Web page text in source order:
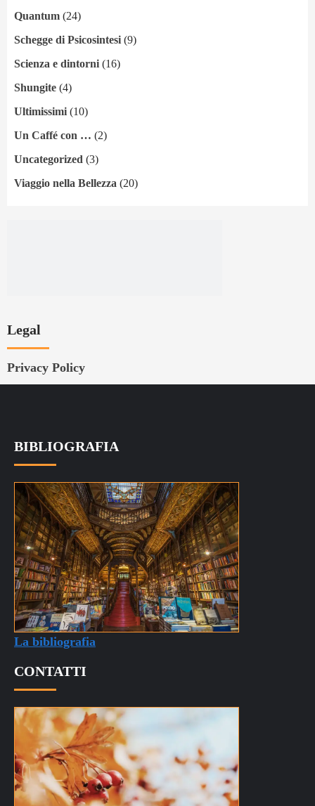
Quantum (24)
Schegge di Psicosintesi (9)
Scienza e dintorni (16)
Shungite (4)
Ultimissimi (10)
Un Caffé con … (2)
Uncategorized (3)
Viaggio nella Bellezza (20)
La bibliografia
CONTATTI